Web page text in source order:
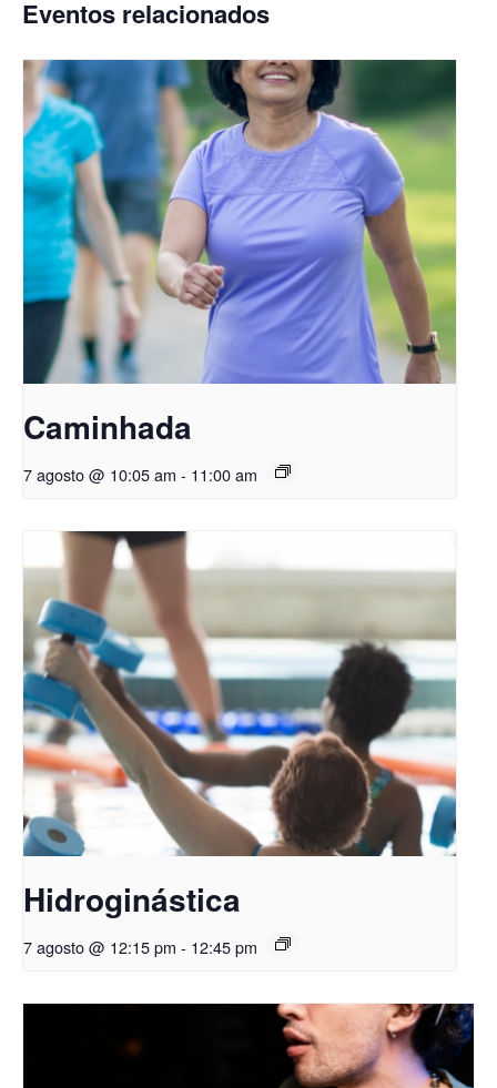
Eventos relacionados
Caminhada
7 agosto @ 10:05 am - 11:00 am
Hidroginástica
7 agosto @ 12:15 pm - 12:45 pm